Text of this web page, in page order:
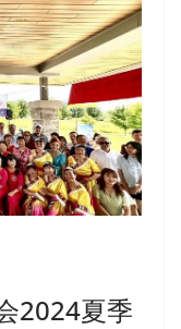
2024夏季